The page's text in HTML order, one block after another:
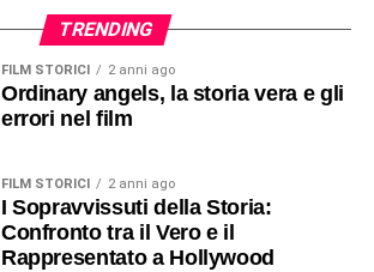
TRENDING
FILM STORICI 2 anni ago
Ordinary angels, la storia vera e gli
errori nel film
FILM STORICI 2 anni ago
I Sopravvissuti della Storia:
Confronto tra il Vero e il
Rappresentato a Hollywood